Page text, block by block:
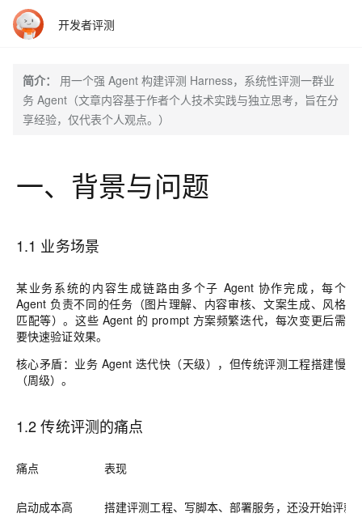
开发者评测
简介：
用一个强 Agent 构建评测 Harness，系统性评测一群业
务 Agent（文章内容基于作者个人技术实践与独立思考，旨在分
享经验，仅代表个人观点。）
一、背景与问题
1.1 业务场景
某业务系统的内容生成链路由多个子 Agent 协作完成，每个
Agent 负责不同的任务（图片理解、内容审核、文案生成、风格
匹配等）。这些 Agent 的 prompt 方案频繁迭代，每次变更后需
要快速验证效果。
核心矛盾：业务 Agent 迭代快（天级），但传统评测工程搭建慢
（周级）。
1.2 传统评测的痛点
痛点 表现
启动成本高 搭建评测工程、写脚本、部署服务，还没开始评就